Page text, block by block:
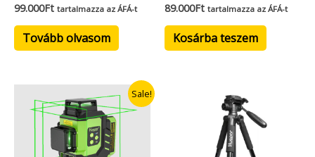
99.000Ft tartalmazza az ÁFÁ-t
Tovább olvasom
89.000Ft tartalmazza az ÁFÁ-t
Kosárba teszem
Sale!
price
was:
99.000Ft.
Current
price
is:
79.000Ft.